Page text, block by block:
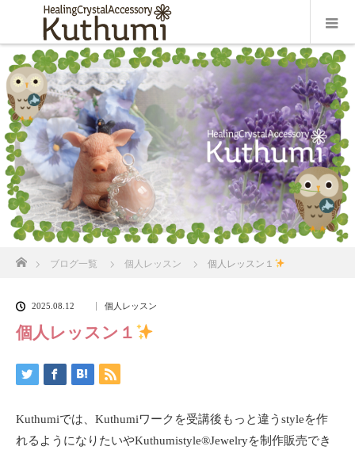
ブログ一覧 個人レッスン 個人レッスン１
2025.08.12 個人レッスン
個人レッスン１
Kuthumiでは、Kuthumiワークを受講後もっと違うstyleを作
れるようになりたいやKuthumistyle®️Jewelryを制作販売でき